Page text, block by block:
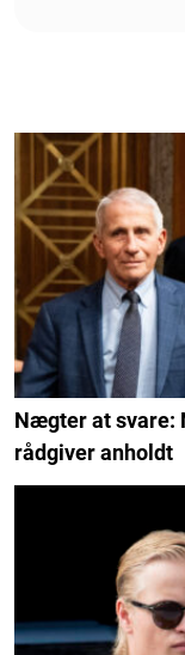
Nægter at svare:
rådgiver anholdt